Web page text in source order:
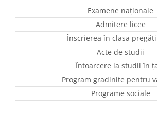
Examene naționale
Admitere licee
Înscrierea în clasa
Acte de studii
Întoarcere la studii în
Program gradinite pentru
Programe sociale